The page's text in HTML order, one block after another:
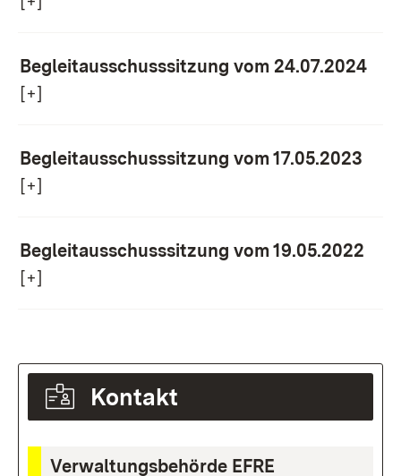
Begleitausschusssitzung vom 24.07.2024
[+]
Begleitausschusssitzung vom 17.05.2023
[+]
Begleitausschusssitzung vom 19.05.2022
[+]
Kontakt
Verwaltungsbehörde EFRE